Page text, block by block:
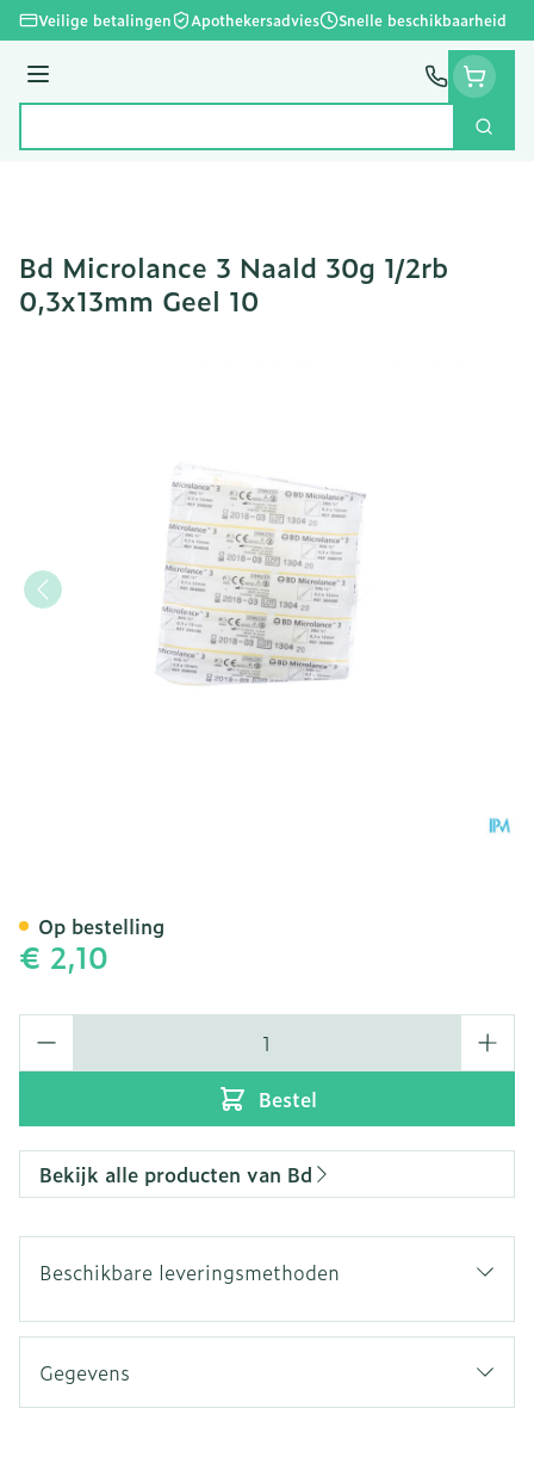
Ga naar de inhoud
Veilige betalingen Apothekersadvies Snelle beschikbaarheid
Menu
Zoek
Bd Microlance 3 Naald 30g 1/2rb
0,3x13mm Geel 10
€ 2,10
Bestel
Op bestelling
Bekijk alle producten van Bd
Beschikbare leveringsmethoden
Gegevens